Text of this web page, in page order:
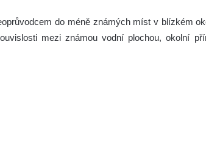
do méně známých míst v blízkém
mezi známou vodní plochou, okolní